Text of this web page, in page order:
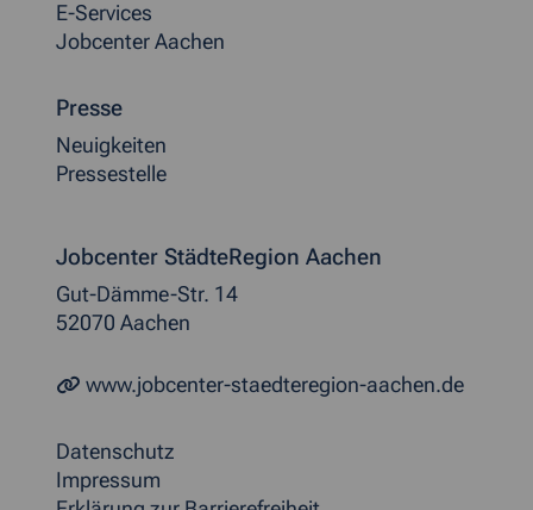
E-Services
Jobcenter Aachen
Presse
Neuigkeiten
Pressestelle
Jobcenter StädteRegion Aachen
Gut-Dämme-Str. 14
52070 Aachen
www.jobcenter-staedteregion-aachen.de
Datenschutz
Impressum